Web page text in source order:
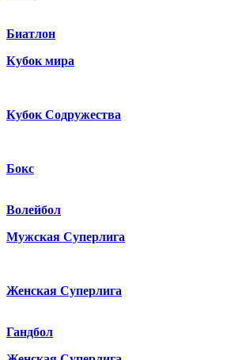
Биатлон
Кубок мира
Кубок Содружества
Бокс
Волейбол
Мужская Суперлига
Женская Суперлига
Гандбол